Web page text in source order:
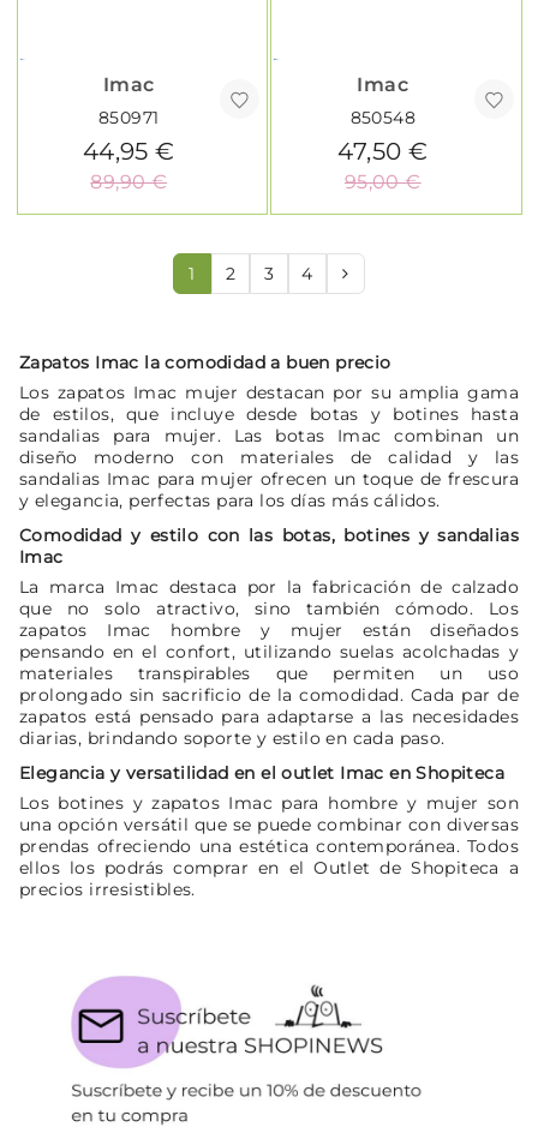
Imac
850971
44,95 €
89,90 €
Imac
850548
47,50 €
95,00 €
1 2 3 4
Zapatos Imac la comodidad a buen precio
Los zapatos Imac mujer destacan por su amplia gama
de estilos, que incluye desde botas y botines hasta
sandalias para mujer. Las botas Imac combinan un
diseño moderno con materiales de calidad y las
sandalias Imac para mujer ofrecen un toque de frescura
y elegancia, perfectas para los días más cálidos.
Comodidad y estilo con las botas, botines y sandalias
Imac
La marca Imac destaca por la fabricación de calzado
que no solo atractivo, sino también cómodo. Los
zapatos Imac hombre y mujer están diseñados
pensando en el confort, utilizando suelas acolchadas y
materiales transpirables que permiten un uso
prolongado sin sacrificio de la comodidad. Cada par de
zapatos está pensado para adaptarse a las necesidades
diarias, brindando soporte y estilo en cada paso.
Elegancia y versatilidad en el outlet Imac en Shopiteca
Los botines y zapatos Imac para hombre y mujer son
una opción versátil que se puede combinar con diversas
prendas ofreciendo una estética contemporánea. Todos
ellos los podrás comprar en el Outlet de Shopiteca a
precios irresistibles.